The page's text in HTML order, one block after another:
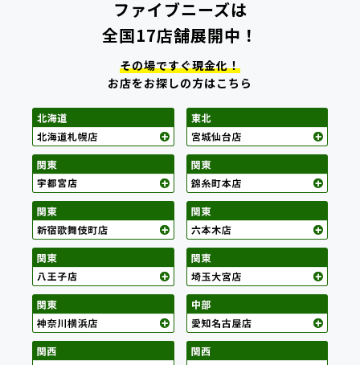
ファイブニーズは
全国17店舗展開中！
その場ですぐ現金化！
お店をお探しの方はこちら